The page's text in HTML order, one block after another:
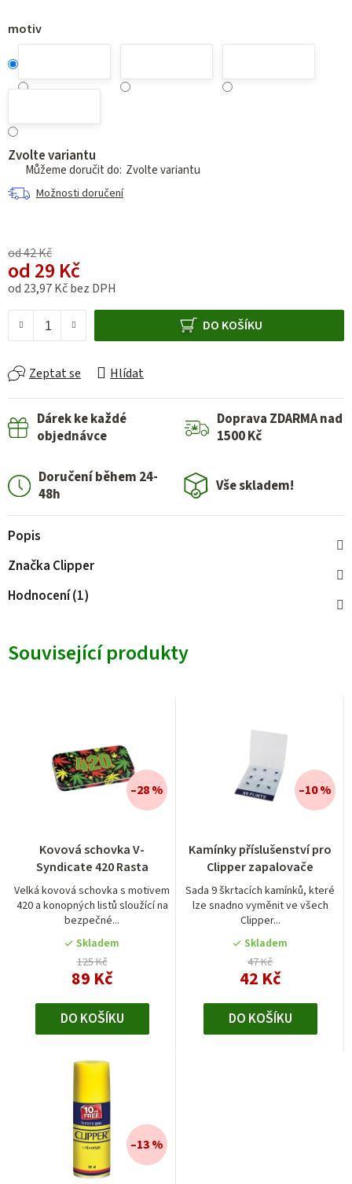
motiv
Zvolte variantu
Zvolte variantu
Možnosti doručení
od 42 Kč
od 29 Kč
od 23,97 Kčbez DPH
DO KOŠÍKU
Zeptat se Hlídat
Dárek ke každé
objednávce
Doprava ZDARMA nad
1500 Kč
Doručení během 24-
48h
Vše skladem!
Popis
Značka Clipper
Hodnocení (1)
Související produkty
Kovová schovka V-
Syndicate 420 Rasta
Velká kovová schovka s motivem
420 a konopných listů sloužící na
bezpečné...
Skladem
125 Kč
89 Kč
–28 %
DO KOŠÍKU
Kamínky příslušenství pro
Clipper zapalovače
Sada 9 škrtacích kamínků, které
lze snadno vyměnit ve všech
Clipper...
Skladem
47 Kč
42 Kč
–10 %
DO KOŠÍKU
–13 %